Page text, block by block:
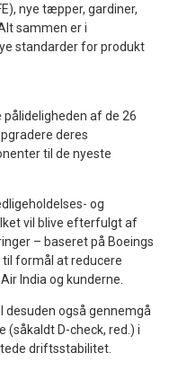
nye tæpper, gardiner,
sammen er i
standarder for produkt
af de 26
deres
til de nyeste
og
vil blive efterfulgt af
– baseret på Boeings
til formål at reducere
India og kunderne.
desuden også gennemgå
D-check, red.) i
driftsstabilitet.